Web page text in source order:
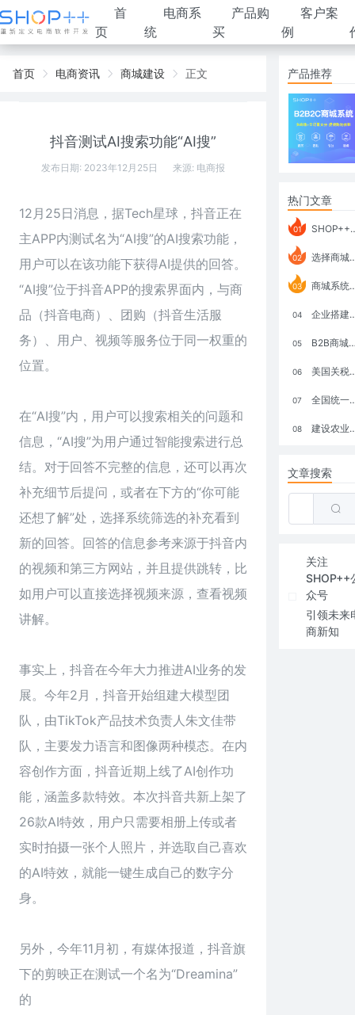
首
页
电商系
统
产品购
买
客户案
例
首页 电商资讯 商城建设 正文
抖音测试AI搜索功能“AI搜”
发布日期: 2023年12月25日 来源: 电商报
12月25日消息，据Tech星球，抖音正在
主APP内测试名为“AI搜”的AI搜索功能，
用户可以在该功能下获得AI提供的回答。
“AI搜”位于抖音APP的搜索界面内，与商
品（抖音电商）、团购（抖音生活服
务）、用户、视频等服务位于同一权重的
位置。
在“AI搜”内，用户可以搜索相关的问题和
信息，“AI搜”为用户通过智能搜索进行总
结。对于回答不完整的信息，还可以再次
补充细节后提问，或者在下方的“你可能
还想了解”处，选择系统筛选的补充看到
新的回答。回答的信息参考来源于抖音内
的视频和第三方网站，并且提供跳转，比
如用户可以直接选择视频来源，查看视频
讲解。
事实上，抖音在今年大力推进AI业务的发
展。今年2月，抖音开始组建大模型团
队，由TikTok产品技术负责人朱文佳带
队，主要发力语言和图像两种模态。在内
容创作方面，抖音近期上线了AI创作功
能，涵盖多款特效。本次抖音共新上架了
26款AI特效，用户只需要相册上传或者
实时拍摄一张个人照片，并选取自己喜欢
的AI特效，就能一键生成自己的数字分
身。
另外，今年11月初，有媒体报道，抖音旗
下的剪映正在测试一个名为“Dreamina”
的
产品推荐
热门文章
01 SHOP++ B2B2C V9.1 全新发布 新亮点
02 选择商城系统要考虑哪些问题？
03 商城系统如何打通跨境电商模式？
04 企业搭建积分商城系统要注意什么？
05 B2B商城系统搭建：开发语言、功能、优势分析
06 美国关税政策冲击全球电商格局：五大类平台受重创，转型与自救成关键
07 全国统一大市场：电商如何掘金新蓝海？
08 建设农业强国，网上商城来助力！
文章搜索
关注
SHOP++
众号
引领未来
商新知